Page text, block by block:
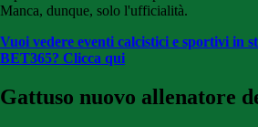
Manca, dunque, solo l'ufficialità.
Vuoi vedere eventi calcistici e sportivi in
BET365? Clicca qui
Gattuso nuovo allenatore